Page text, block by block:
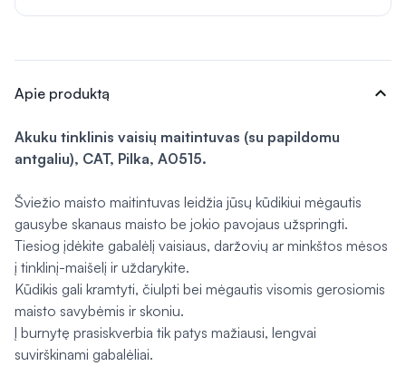
Apie produktą expand_more
Akuku tinklinis vaisių maitintuvas (su papildomu
antgaliu), CAT, Pilka, A0515.
Šviežio maisto maitintuvas leidžia jūsų kūdikiui mėgautis
gausybe skanaus maisto be jokio pavojaus užspringti.
Tiesiog įdėkite gabalėlį vaisiaus, daržovių ar minkštos mėsos
į tinklinį-maišelį ir uždarykite.
Kūdikis gali kramtyti, čiulpti bei mėgautis visomis gerosiomis
maisto savybėmis ir skoniu.
Į burnytę prasiskverbia tik patys mažiausi, lengvai
suvirškinami gabalėliai.